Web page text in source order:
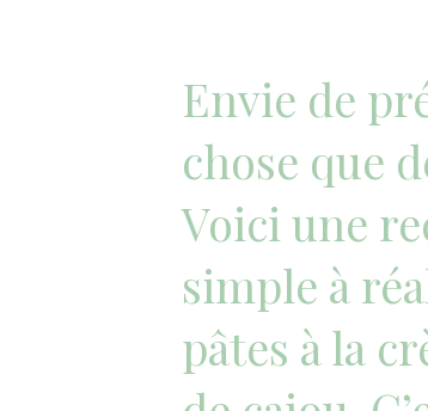
Envie de
chose que
Voici une
simple à
pâtes à la